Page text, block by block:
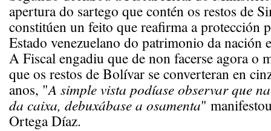
apertura do sartego que contén os restos de
constitúen un feito que reafirma a protección
Estado venezuelano do patrimonio da nación
A Fiscal engadiu que de non facerse agora o
que os restos de Bolívar se converteran en
anos, "A simple vista podíase observar que
da caixa, debuxábase a osamenta"
Ortega Díaz.